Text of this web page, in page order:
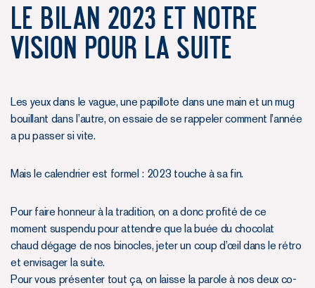
Le bilan 2023 et notre
vision pour la suite
Les yeux dans le vague, une papillote dans une main et un mug
bouillant dans l’autre, on essaie de se rappeler comment l’année
a pu passer si vite.
Mais le calendrier est formel : 2023 touche à sa fin.
Pour faire honneur à la tradition, on a donc profité de ce
moment suspendu pour attendre que la buée du chocolat
chaud dégage de nos binocles, jeter un coup d’œil dans le rétro
et envisager la suite.
Pour vous présenter tout ça, on laisse la parole à nos deux co-